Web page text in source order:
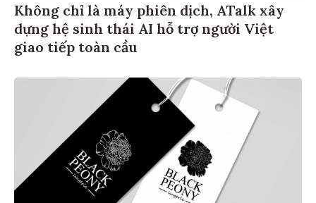
Không chỉ là máy phiên dịch, ATalk xây
dựng hệ sinh thái AI hỗ trợ người Việt
giao tiếp toàn cầu